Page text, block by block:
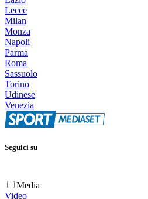
Lecce
Milan
Monza
Napoli
Parma
Roma
Sassuolo
Torino
Udinese
Venezia
Seguici su
Media
Video